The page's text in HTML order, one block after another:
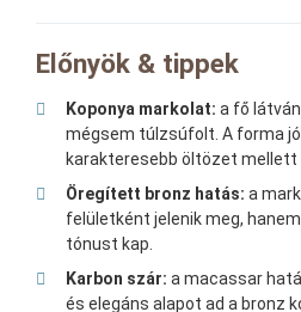
Előnyök & tippek
Koponya markolat: a fő
mégsem túlzsúfolt. A forma
karakteresebb öltözet mellett
Öregített bronz hatás: a
felületként jelenik meg,
tónust kap.
Karbon szár: a macassar
és elegáns alapot ad a bronz